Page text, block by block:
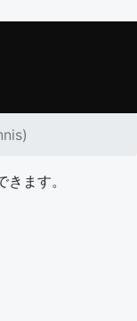
ます。